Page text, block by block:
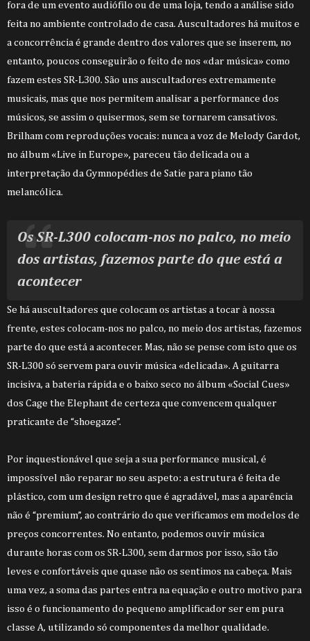
fora de um evento audiófilo ou de uma loja, tendo a análise sido
feita no ambiente controlado de casa. Auscultadores há muitos e
a concorrência é grande dentro dos valores que se inserem, no
entanto, poucos conseguirão o feito de nos «dar música» como
fazem estes SR-L300. São uns auscultadores extremamente
musicais, mas que nos permitem analisar a performance dos
músicos, se assim o quisermos, sem se tornarem cansativos.
Brilham com reproduções vocais: nunca a voz de Melody Gardot,
no álbum «Live in Europe», pareceu tão delicada ou a
interpretação da Gymnopédies de Satie para piano tão
melancólica.
Os SR-L300 colocam-nos no palco, no meio
dos artistas, fazemos parte do que está a
acontecer
Se há auscultadores que colocam os artistas a tocar à nossa
frente, estes colocam-nos no palco, no meio dos artistas, fazemos
parte do que está a acontecer. Mas, não se pense com isto que os
SR-L300 só servem para ouvir música «delicada». A guitarra
incisiva, a bateria rápida e o baixo seco no álbum «Social Cues»
dos Cage the Elephant de certeza que convencem qualquer
praticante de “shoegaze”.
Por inquestionável que seja a sua performance musical, é
impossível não reparar no seu aspeto: a estrutura é feita de
plástico, com um design retro que é agradável, mas a aparência
não é “premium”, ao contrário do que verificamos em modelos de
preços concorrentes. No entanto, podemos ouvir música
durante horas com os SR-L300, sem darmos por isso, são tão
leves e confortáveis que quase não os sentimos na cabeça. Mais
uma vez, a soma das partes entra na equação e outro motivo para
isso é o funcionamento do pequeno amplificador ser em pura
classe A, utilizando só componentes da melhor qualidade.